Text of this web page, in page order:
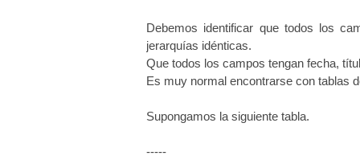
Debemos identificar que todos los
jerarquías idénticas.
Que todos los campos tengan fecha,
Es muy normal encontrarse con tablas
Supongamos la siguiente tabla.
-----